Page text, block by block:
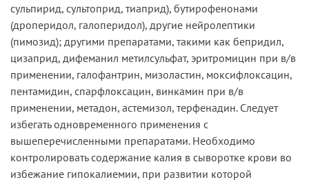
сульпирид, сультоприд, тиаприд), бутирофенонами
(дроперидол, галоперидол), другие нейролептики
(пимозид); другими препаратами, такими как бепридил,
цизаприд, дифеманил метилсульфат, эритромицин при в/в
применении, галофантрин, мизоластин, моксифлоксацин,
пентамидин, спарфлоксацин, винкамин при в/в
применении, метадон, астемизол, терфенадин. Следует
избегать одновременного применения с
вышеперечисленными препаратами. Необходимо
контролировать содержание калия в сыворотке крови во
избежание гипокалиемии, при развитии которой